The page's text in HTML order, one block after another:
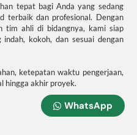
WhatsApp
tepat bagi Anda yang sedang
terbaik dan profesional. Dengan
tim ahli di bidangnya, kami siap
kokoh, dan sesuai dengan
ketepatan waktu pengerjaan,
hingga akhir proyek.